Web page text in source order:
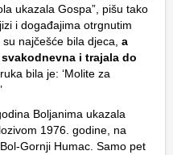
ukazala Gospa”, pišu tako
i događajima otrgnutim
najčešće bila djeca, a
i trajala do
bila je: ‘Molite za
Boljanima ukazala
1976. godine, na
Gornji Humac. Samo pet